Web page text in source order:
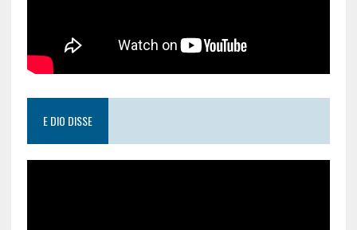
E DIO DISSE